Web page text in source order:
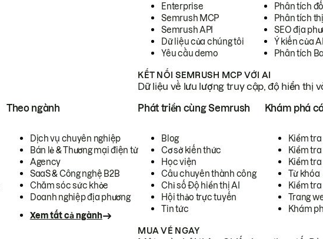
Enterprise
Semrush MCP
Semrush API
Dữ liệu của chúng tôi
Yêu cầu demo
Phân tích
Phân tích
SEO địa
Ý kiến của
Phân tích
KẾT NỐI SEMRUSH MCP VỚI AI
Dữ liệu về lưu lượng truy cập, độ hiển thị
Theo ngành
Dịch vụ chuyên nghiệp
Bán lẻ & Thương mại điện tử
Agency
SaaS & Công nghệ B2B
Chăm sóc sức khỏe
Doanh nghiệp địa phương
Xem tất cả ngành
Phát triển cùng Semrush
Blog
Cơ sở kiến thức
Học viện
Câu chuyên thành công
Chỉ số Độ hiển thị AI
Hội thảo trực tuyến
Tin tức
Khám phá
Kiểm
Kiểm tra
Kiểm
Từ khóa
Kiểm
Trang
Khám
MUA VÉ NGAY